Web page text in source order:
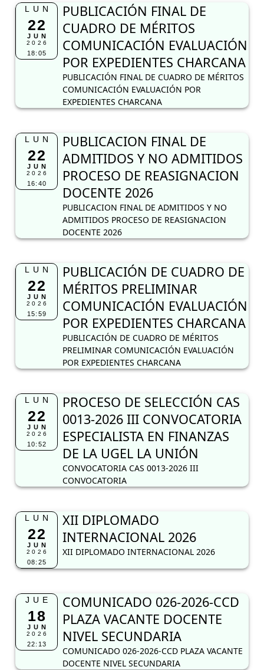
LUN
22
JUN
2026
18:05
PUBLICACIÓN FINAL DE
CUADRO DE MÉRITOS
COMUNICACIÓN EVALUACIÓN
POR EXPEDIENTES CHARCANA
PUBLICACIÓN FINAL DE CUADRO DE MÉRITOS
COMUNICACIÓN EVALUACIÓN POR
EXPEDIENTES CHARCANA
LUN
22
JUN
2026
16:40
PUBLICACION FINAL DE
ADMITIDOS Y NO ADMITIDOS
PROCESO DE REASIGNACION
DOCENTE 2026
PUBLICACION FINAL DE ADMITIDOS Y NO
ADMITIDOS PROCESO DE REASIGNACION
DOCENTE 2026
LUN
22
JUN
2026
15:59
PUBLICACIÓN DE CUADRO DE
MÉRITOS PRELIMINAR
COMUNICACIÓN EVALUACIÓN
POR EXPEDIENTES CHARCANA
PUBLICACIÓN DE CUADRO DE MÉRITOS
PRELIMINAR COMUNICACIÓN EVALUACIÓN
POR EXPEDIENTES CHARCANA
LUN
22
JUN
2026
10:52
PROCESO DE SELECCIÓN CAS
0013-2026 III CONVOCATORIA
ESPECIALISTA EN FINANZAS
DE LA UGEL LA UNIÓN
CONVOCATORIA CAS 0013-2026 III
CONVOCATORIA
LUN
22
JUN
2026
08:25
XII DIPLOMADO
INTERNACIONAL 2026
XII DIPLOMADO INTERNACIONAL 2026
JUE
18
JUN
2026
22:13
COMUNICADO 026-2026-CCD
PLAZA VACANTE DOCENTE
NIVEL SECUNDARIA
COMUNICADO 026-2026-CCD PLAZA VACANTE
DOCENTE NIVEL SECUNDARIA